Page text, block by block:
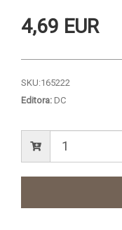
4,69 EUR
SKU:165222
Editora: DC